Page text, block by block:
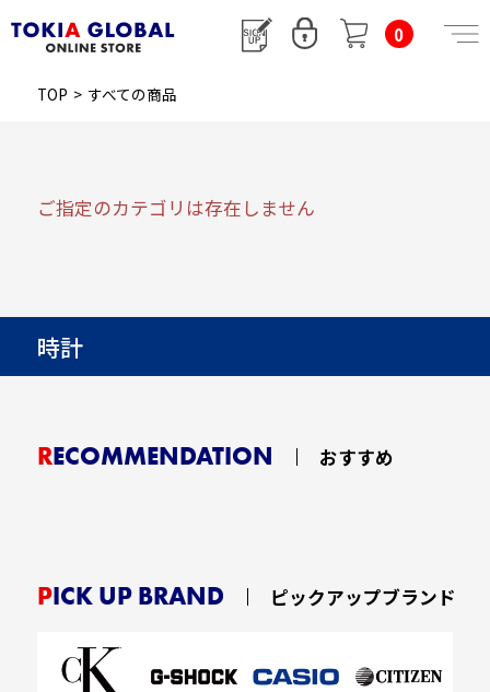
0
TOP > すべての商品
ご指定のカテゴリは存在しません
時計
RECOMMENDATION おすすめ
PICK UP BRAND ピックアップブランド